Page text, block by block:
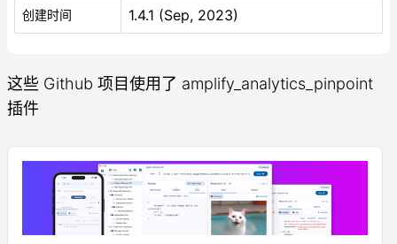
创建时间 1.4.1 (Sep, 2023)
这些 Github 项目使用了 amplify_analytics_pinpoint
插件